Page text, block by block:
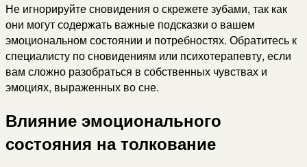
Не игнорируйте сновидения о скрежете зубами, так как
они могут содержать важные подсказки о вашем
эмоциональном состоянии и потребностях. Обратитесь к
специалисту по сновидениям или психотерапевту, если
вам сложно разобраться в собственных чувствах и
эмоциях, выраженных во сне.
Влияние эмоционального
состояния на толкование